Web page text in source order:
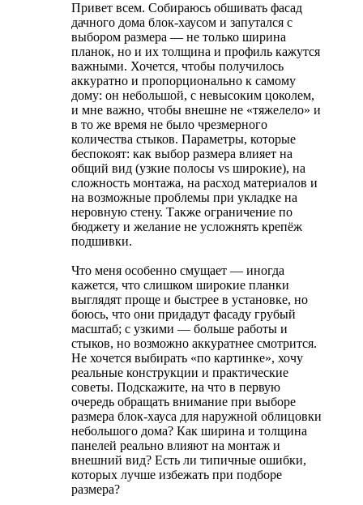
Привет всем. Собираюсь обшивать фасад
дачного дома блок-хаусом и запутался с
выбором размера — не только ширина
планок, но и их толщина и профиль кажутся
важными. Хочется, чтобы получилось
аккуратно и пропорционально к самому
дому: он небольшой, с невысоким цоколем,
и мне важно, чтобы внешне не «тяжелело» и
в то же время не было чрезмерного
количества стыков. Параметры, которые
беспокоят: как выбор размера влияет на
общий вид (узкие полосы vs широкие), на
сложность монтажа, на расход материалов и
на возможные проблемы при укладке на
неровную стену. Также ограничение по
бюджету и желание не усложнять крепёж
подшивки.
Что меня особенно смущает — иногда
кажется, что слишком широкие планки
выглядят проще и быстрее в установке, но
боюсь, что они придадут фасаду грубый
масштаб; с узкими — больше работы и
стыков, но возможно аккуратнее смотрится.
Не хочется выбирать «по картинке», хочу
реальные конструкции и практические
советы. Подскажите, на что в первую
очередь обращать внимание при выборе
размера блок-хауса для наружной облицовки
небольшого дома? Как ширина и толщина
панелей реально влияют на монтаж и
внешний вид? Есть ли типичные ошибки,
которых лучше избежать при подборе
размера?